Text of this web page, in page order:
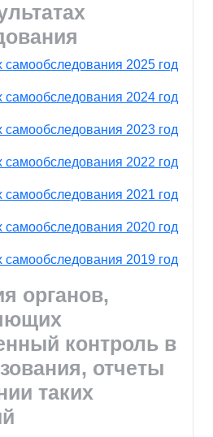
самообследования 2025 год
самообследования 2024 год
самообследования 2023 год
самообследования 2022 год
самообследования 2021 год
самообследования 2020 год
самообследования 2019 год
органов,
контроль в
отчеты
таких